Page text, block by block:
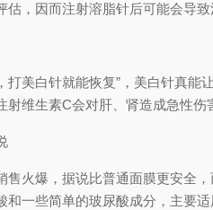
估，因而注射溶脂针后可能会导
打美白针就能恢复”，美白针真
维生素C会对肝、肾造成急性伤
售火爆，据说比普通面膜更安全
和一些简单的玻尿酸成分，主要适